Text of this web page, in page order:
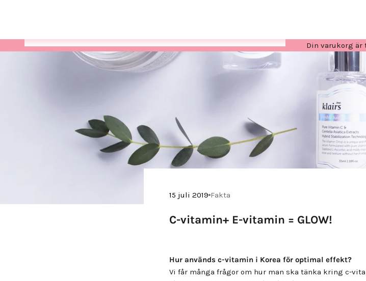
Din varukorg är
15 juli 2019 Fakta
C-vitamin+ E-vitamin = GLOW!
Hur används c-vitamin i Korea för optimal effekt?
Vi får många frågor om hur man ska tänka kring c-